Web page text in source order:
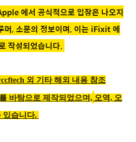
에서 공식적으로 입장은 나오지
머, 소문의 정보이며, 이는 iFixit 에
작성되었습니다.
외 기타 해외 내용 참조
바탕으로 제작되었으며, 오역, 오
있습니다.